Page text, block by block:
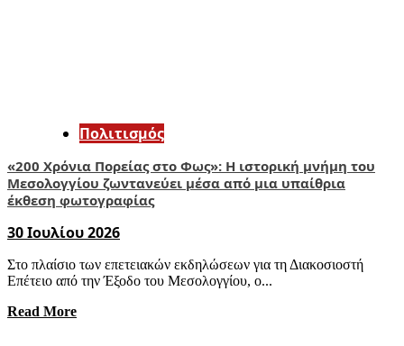
Πολιτισμός
«200 Χρόνια Πορείας στο Φως»: Η ιστορική μνήμη του
Μεσολογγίου ζωντανεύει μέσα από μια υπαίθρια
έκθεση φωτογραφίας
30 Ιουλίου 2026
Στο πλαίσιο των επετειακών εκδηλώσεων για τη Διακοσιοστή
Επέτειο από την Έξοδο του Μεσολογγίου, ο...
Read More